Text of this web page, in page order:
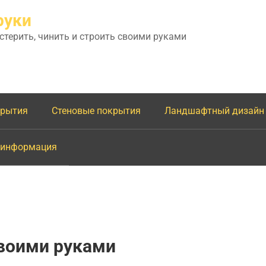
чинить и строить своими руками
Стеновые покрытия Ландшафтный дизайн
руками